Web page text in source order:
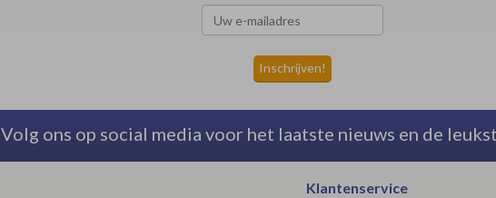
Volg ons op social media voor het laatste nieuws en de
Klantenservice